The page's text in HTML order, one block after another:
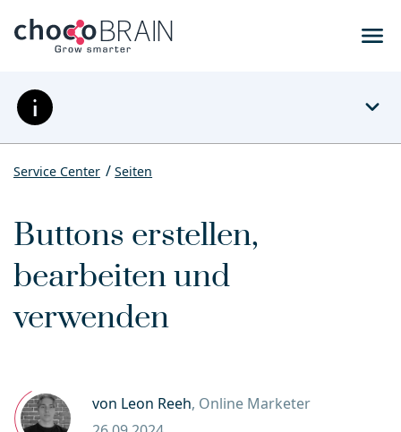
menu
expand_more
Service Center Seiten
Buttons erstellen,
bearbeiten und
verwenden
von Leon Reeh, Online Marketer